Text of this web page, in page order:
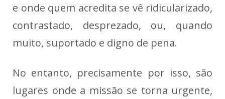
e onde quem acredita se vê ridicularizado,
contrastado, desprezado, ou, quando
muito, suportado e digno de pena.
No entanto, precisamente por isso, são
lugares onde a missão se torna urgente,